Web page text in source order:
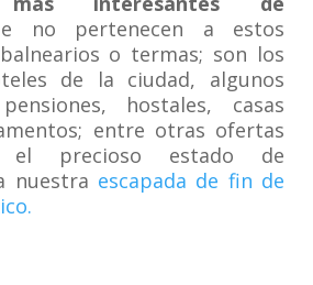
no pertenecen a estos
o termas; son los
de la ciudad, algunos
hostales, casas
entre otras ofertas
el precioso estado de
nuestra escapada de fin de